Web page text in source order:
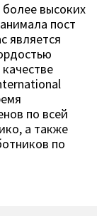
высоких
пост
является
по всей
а также
по